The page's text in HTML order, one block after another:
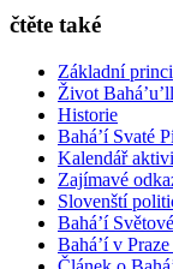
čtěte také
Základní
Život
Historie
Bahá’í Svaté
Kalendář
Zajímavé
Slovenští
Bahá’í
Bahá’í v